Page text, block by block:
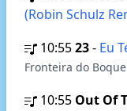
(Robin Schulz
10:5523- Eu
Fronteira do
10:55 Out Of